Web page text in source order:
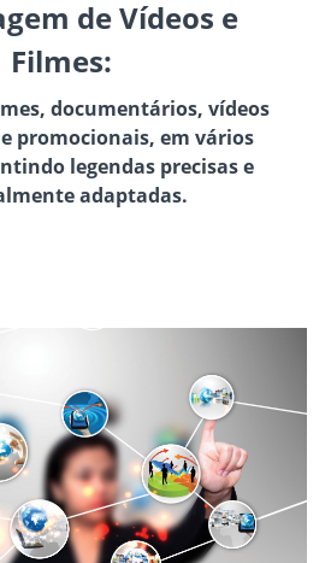
de Vídeos e
Filmes:
documentários, vídeos
promocionais, em vários
legendas precisas e
adaptadas.